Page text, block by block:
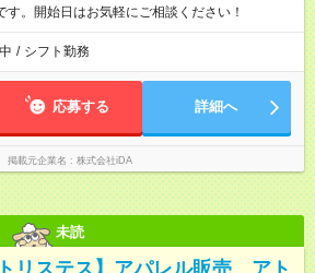
す。開始日はお気軽にご相談ください！
/ シフト勤務
応募する 詳細へ
掲載元企業名 株式会社iDA
未読
リステス】アパレル販売 アト